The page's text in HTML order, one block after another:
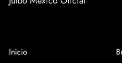
Inicio